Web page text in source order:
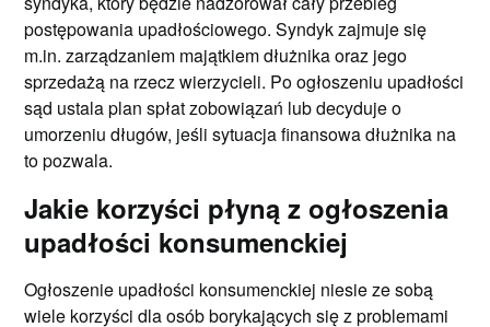
postępowania upadłościowego. Syndyk zajmuje się
m.in. zarządzaniem majątkiem dłużnika oraz jego
sprzedażą na rzecz wierzycieli. Po ogłoszeniu upadłości
sąd ustala plan spłat zobowiązań lub decyduje o
umorzeniu długów, jeśli sytuacja finansowa dłużnika na
to pozwala.
Jakie korzyści płyną z ogłoszenia
upadłości konsumenckiej
Ogłoszenie upadłości konsumenckiej niesie ze sobą
wiele korzyści dla osób borykających się z problemami